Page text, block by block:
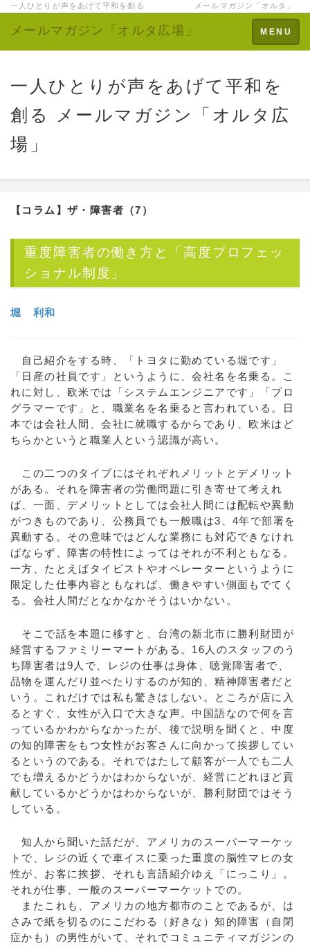
一人ひとりが声をあげて平和を創る メールマガジン「オルタ」
Toggle
navigation
MENU
メールマガジン「オルタ広場」
一人ひとりが声をあげて平和を
創る メールマガジン「オルタ広
場」
【コラム】ザ・障害者（7）
重度障害者の働き方と「高度プロフェッ
ショナル制度」
堀 利和
自己紹介をする時、「トヨタに勤めている堀です」
「日産の社員です」というように、会社名を名乗る。こ
れに対し、欧米では「システムエンジニアです」「プロ
グラマーです」と、職業名を名乗ると言われている。日
本では会社人間、会社に就職するからであり、欧米はど
ちらかというと職業人という認識が高い。
この二つのタイプにはそれぞれメリットとデメリット
がある。それを障害者の労働問題に引き寄せて考えれ
ば、一面、デメリットとしては会社人間には配転や異動
がつきものであり、公務員でも一般職は3、4年で部署を
異動する。その意味ではどんな業務にも対応できなけれ
ばならず、障害の特性によってはそれが不利ともなる。
一方、たとえばタイピストやオペレーターというように
限定した仕事内容ともなれば、働きやすい側面もでてく
る。会社人間だとなかなかそうはいかない。
そこで話を本題に移すと、台湾の新北市に勝利財団が
経営するファミリーマートがある。16人のスタッフのう
ち障害者は9人で、レジの仕事は身体、聴覚障害者で、
品物を運んだり並べたりするのが知的、精神障害者だと
いう。これだけでは私も驚きはしない。ところが店に入
るとすぐ、女性が入口で大きな声。中国語なので何を言
っているかわからなかったが、後で説明を聞くと、中度
の知的障害をもつ女性がお客さんに向かって挨拶してい
るというのである。それではたして顧客が一人でも二人
でも増えるかどうかはわからないが、経営にどれほど貢
献しているかどうかはわからないが、勝利財団ではそう
している。
知人から聞いた話だが、アメリカのスーパーマーケッ
トで、レジの近くで車イスに乗った重度の脳性マヒの女
性が、お客に挨拶、それも言語紹介ゆえ「にっこり」。
それが仕事、一般のスーパーマーケットでの。
またこれも、アメリカの地方都市のことであるが、は
さみで紙を切るのにこだわる（好きな）知的障害（自閉
症かも）の男性がいて、それでコミュニティマガジンの